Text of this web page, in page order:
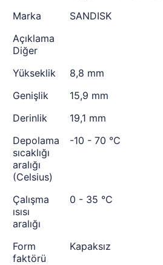
Marka
SANDISK
Açıklama
Diğer
Yükseklik
8,8 mm
Genişlik
15,9 mm
Derinlik
19,1 mm
Depolama
sıcaklığı
aralığı
(Celsius)
-10 - 70 °C
Çalışma
ısısı
aralığı
0 - 35 °C
Form
faktörü
Kapaksız